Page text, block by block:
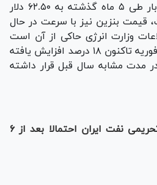
اینترمدیت برای نخستین بار طی ۵ ماه گذشته به ۶۲.۵۰ دلار
قیمت بنزین نیز با سرعت در حال
وزارت انرژی حاکی از آن است
که قیمت گاز از اواخر ماه فوریه تاکنون ۱۸ درصد افزایش یافته
مدت مشابه سال قبل قرار داشته
معافیت تحریمی نفت ایران احتمالا بعد از ۶